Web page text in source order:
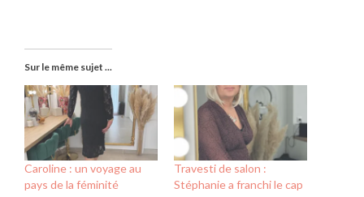
Sur le même sujet ...
Caroline : un voyage au
pays de la féminité
Travesti de salon :
Stéphanie a franchi le cap